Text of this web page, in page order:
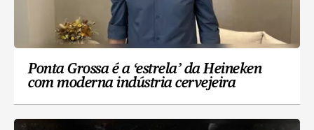
Ponta Grossa é a ‘estrela’ da Heineken
com moderna indústria cervejeira